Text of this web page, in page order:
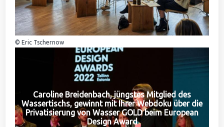
© Eric Tschernow
Caroline Breidenbach, jüngstes Mitglied des
Wassertischs, gewinnt mit Ihrer Webdoku über die
Privatisierung von Wasser GOLD beim European
Design Award